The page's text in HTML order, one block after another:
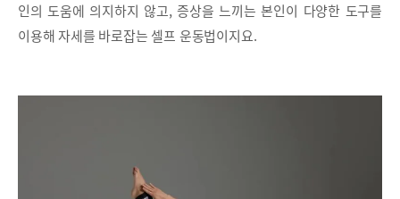
인의 도움에 의지하지 않고, 증상을 느끼는 본인이 다양한 도구를
이용해 자세를 바로잡는 셀프 운동법이지요.